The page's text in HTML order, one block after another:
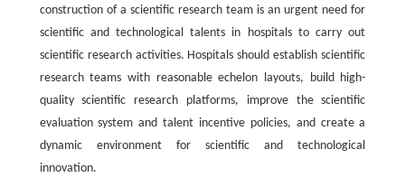
construction of a scientific research team is an urgent need for
scientific and technological talents in hospitals to carry out
scientific research activities. Hospitals should establish scientific
research teams with reasonable echelon layouts, build high-
quality scientific research platforms, improve the scientific
evaluation system and talent incentive policies, and create a
dynamic environment for scientific and technological
innovation.